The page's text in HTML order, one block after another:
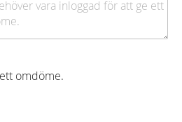
omdöme.